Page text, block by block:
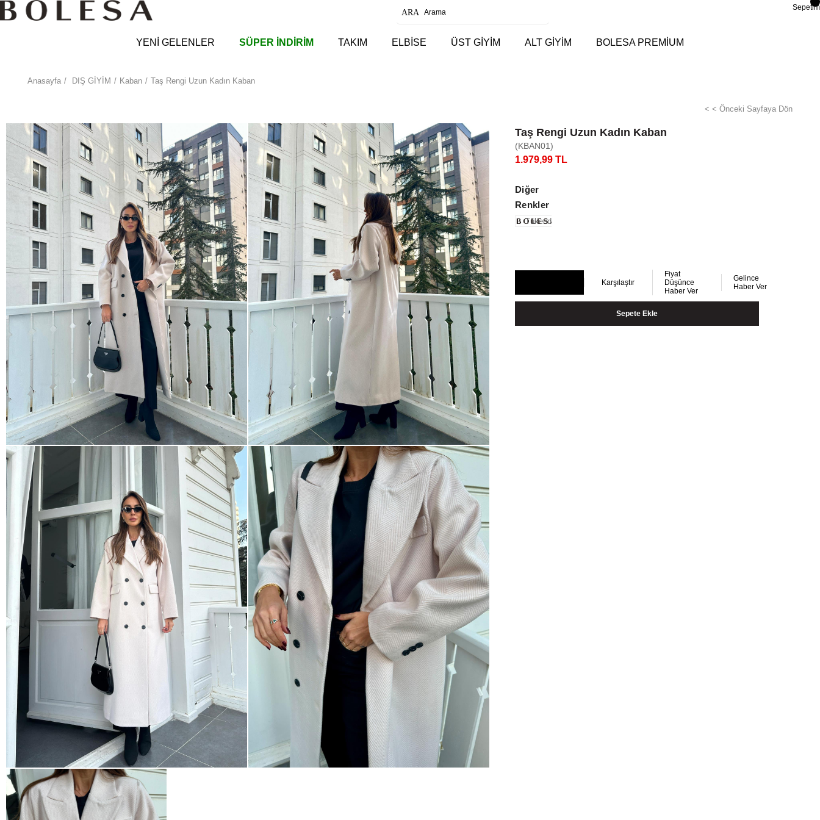
Sepetim
YENİ GELENLER SÜPER İNDİRİM TAKIM ELBİSE ÜST GİYİM ALT GİYİM BOLESA PREMİUM
Anasayfa DIŞ GİYİM Kaban Taş Rengi Uzun Kadın Kaban
< < Önceki Sayfaya Dön
Taş Rengi Uzun Kadın Kaban
(KBAN01)
1.979,99 TL
Diğer
Renkler
Tükendi
Karşılaştır
Fiyat
Düşünce
Haber Ver
Gelince
Haber Ver